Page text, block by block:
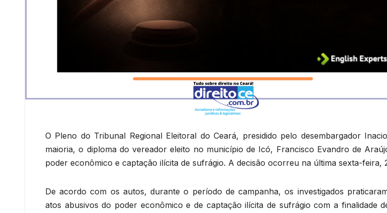
O Pleno do Tribunal Regional Eleitoral do Ceará, presidido pelo desembargador
maioria, o diploma do vereador eleito no município de Icó, Francisco Evandro de
poder econômico e captação ilícita de sufrágio. A decisão ocorreu na última sexta-feira,
De acordo com os autos, durante o período de campanha, os investigados
atos abusivos do poder econômico e de captação ilícita de sufrágio com a finalidade